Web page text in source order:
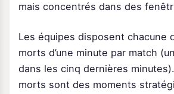
mais concentrés dans des
Les équipes disposent chacune
morts d’une minute par match
dans les cinq dernières
morts sont des moments